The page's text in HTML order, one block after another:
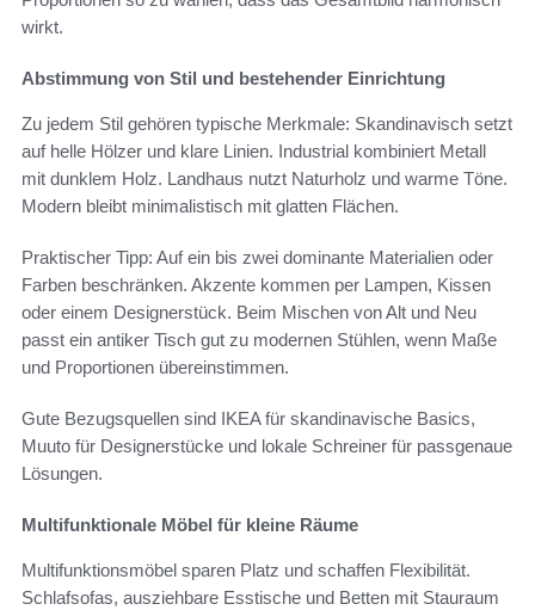
wirkt.
Abstimmung von Stil und bestehender Einrichtung
Zu jedem Stil gehören typische Merkmale: Skandinavisch setzt
auf helle Hölzer und klare Linien. Industrial kombiniert Metall
mit dunklem Holz. Landhaus nutzt Naturholz und warme Töne.
Modern bleibt minimalistisch mit glatten Flächen.
Praktischer Tipp: Auf ein bis zwei dominante Materialien oder
Farben beschränken. Akzente kommen per Lampen, Kissen
oder einem Designerstück. Beim Mischen von Alt und Neu
passt ein antiker Tisch gut zu modernen Stühlen, wenn Maße
und Proportionen übereinstimmen.
Gute Bezugsquellen sind IKEA für skandinavische Basics,
Muuto für Designerstücke und lokale Schreiner für passgenaue
Lösungen.
Multifunktionale Möbel für kleine Räume
Multifunktionsmöbel sparen Platz und schaffen Flexibilität.
Schlafsofas, ausziehbare Esstische und Betten mit Stauraum